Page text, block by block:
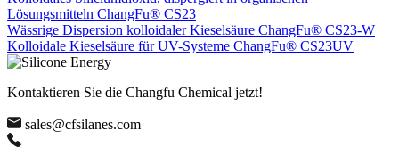
Lösungsmitteln ChangFu® CS23
Wässrige Dispersion kolloidaler Kieselsäure ChangFu® CS23-W
Kolloidale Kieselsäure für UV-Systeme ChangFu® CS23UV
Kontaktieren Sie die Changfu Chemical jetzt!
sales@cfsilanes.com